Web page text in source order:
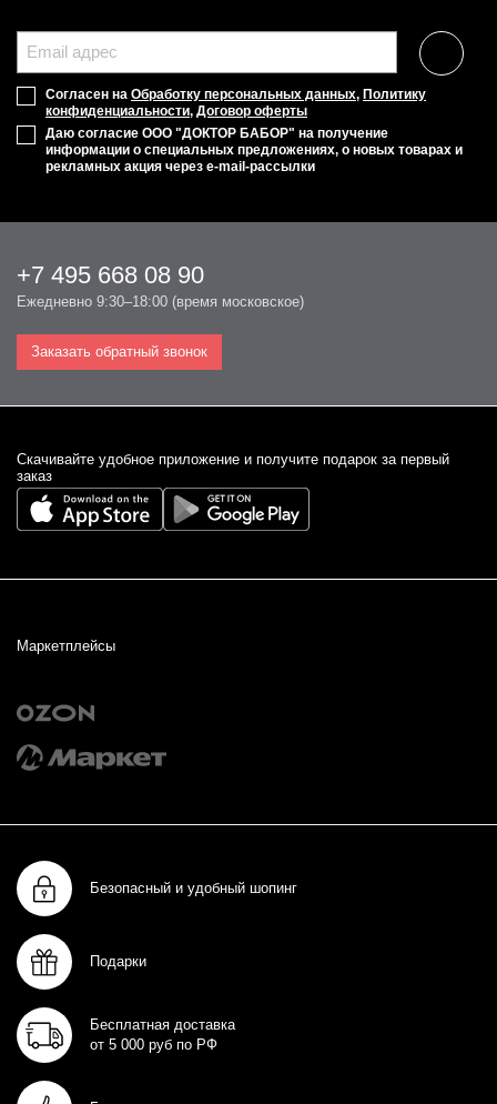
Согласен на Обработку персональных данных, Политику
конфиденциальности, Договор оферты
Даю согласие ООО "ДОКТОР БАБОР" на получение
информации о специальных предложениях, о новых товарах и
рекламных акция через e-mail-рассылки
+7 495 668 08 90
Ежедневно 9:30–18:00 (время московское)
Заказать обратный звонок
Cкачивайте удобное приложение и получите подарок за первый
заказ
Маркетплейсы
Безопасный и удобный шопинг
Подарки
Бесплатная доставка
от 5 000 руб по РФ